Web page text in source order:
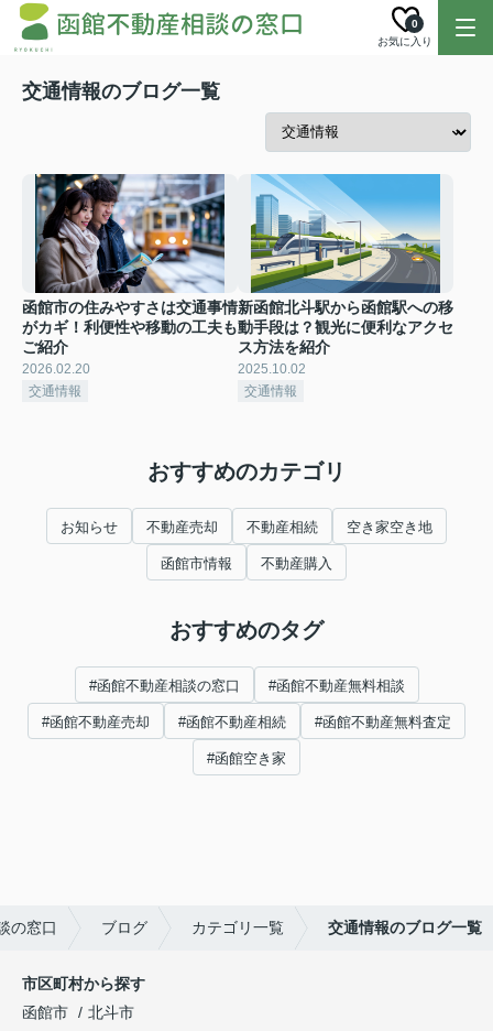
お気に入り
0
交通情報のブログ一覧
函館市の住みやすさは交通事情
がカギ！利便性や移動の工夫も
ご紹介
2026.02.20
交通情報
新函館北斗駅から函館駅への移
動手段は？観光に便利なアクセ
ス方法を紹介
2025.10.02
交通情報
おすすめのカテゴリ
お知らせ 不動産売却 不動産相続 空き家空き地
函館市情報 不動産購入
おすすめのタグ
#函館不動産相談の窓口 #函館不動産無料相談
#函館不動産売却 #函館不動産相続 #函館不動産無料査定
#函館空き家
の窓口 ブログ カテゴリ一覧 交通情報のブログ一覧
市区町村から探す
函館市
北斗市